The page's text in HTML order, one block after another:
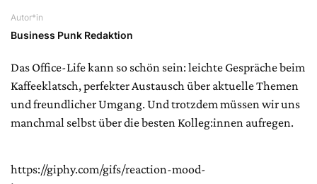
Autor*in
Business Punk Redaktion
Das Office-Life kann so schön sein: leichte Gespräche beim
Kaffeeklatsch, perfekter Austausch über aktuelle Themen
und freundlicher Umgang. Und trotzdem müssen wir uns
manchmal selbst über die besten Kolleg:innen aufregen.
https://giphy.com/gifs/reaction-mood-